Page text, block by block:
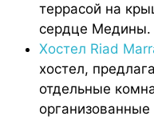
террасой на
сердце Медины.
Хостел Riad
хостел,
отдельные